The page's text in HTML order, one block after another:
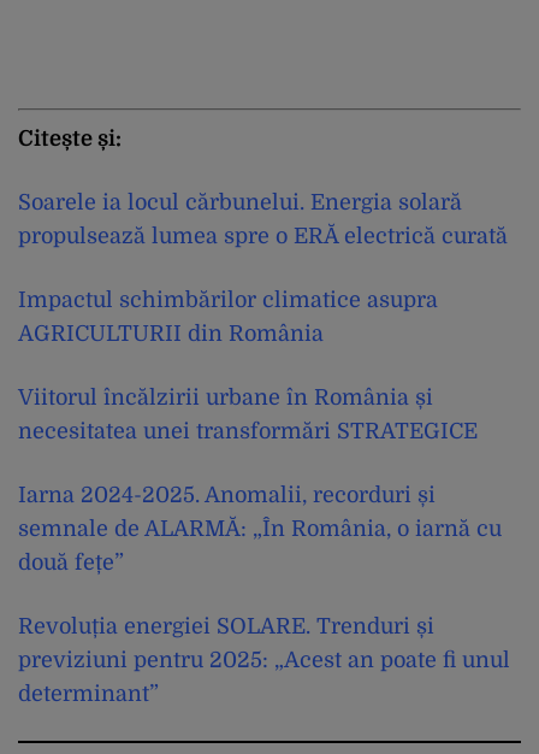
Citește și:
Soarele ia locul cărbunelui. Energia solară
propulsează lumea spre o ERĂ electrică curată
Impactul schimbărilor climatice asupra
AGRICULTURII din România
Viitorul încălzirii urbane în România și
necesitatea unei transformări STRATEGICE
Iarna 2024-2025. Anomalii, recorduri și
semnale de ALARMĂ: „În România, o iarnă cu
două fețe”
Revoluția energiei SOLARE. Trenduri și
previziuni pentru 2025: „Acest an poate fi unul
determinant”